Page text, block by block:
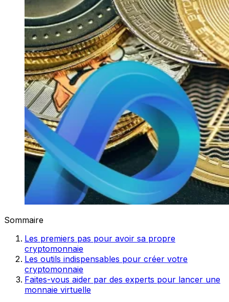
Sommaire
Les premiers pas pour avoir sa propre
cryptomonnaie
Les outils indispensables pour créer votre
cryptomonnaie
Faites-vous aider par des experts pour lancer une
monnaie virtuelle